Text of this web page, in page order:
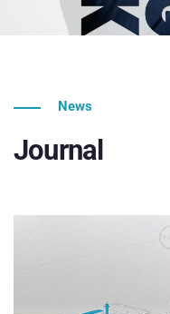
News
Journal